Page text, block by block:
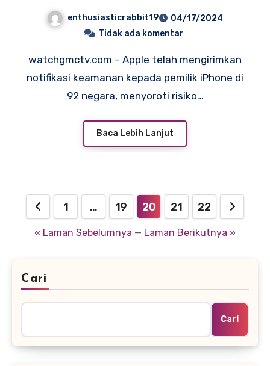
Terhadap Serangan
Spyware Mercenary
Terhadap Pengguna
iPhone
enthusiasticrabbit19
04/17/2024
Tidak ada komentar
watchgmctv.com – Apple telah mengirimkan
notifikasi keamanan kepada pemilik iPhone di
92 negara, menyoroti risiko…
Baca Lebih Lanjut
Paginasi
pos
1 … 19 20 21 22
« Laman Sebelumnya — Laman Berikutnya »
Cari
Cari